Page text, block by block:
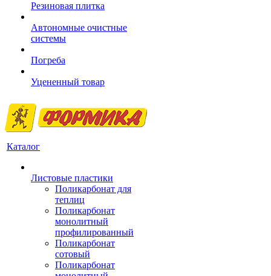
Резиновая плитка
Автономные очистные
системы
Погреба
Уцененный товар
Каталог
Листовые пластики
Поликарбонат для
теплиц
Поликарбонат
монолитный
профилированный
Поликарбонат
сотовый
Поликарбонат